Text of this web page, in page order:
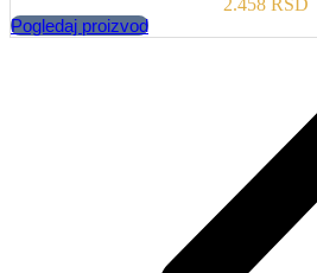
2.458 RSD
Pogledaj proizvod